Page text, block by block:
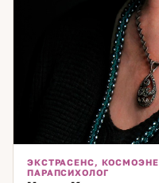
ЭКСТРАСЕНС,
ПАРАПСИХОЛОГ